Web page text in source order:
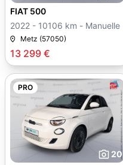
13 299 €
FIAT 500
2022 - 10106 km - Manuelle
Metz (57050)
PRO
20